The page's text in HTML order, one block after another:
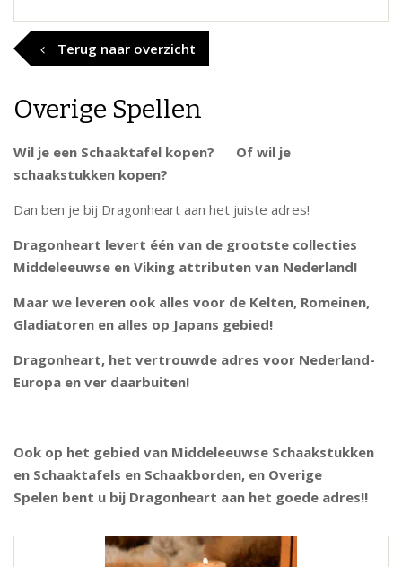
Terug naar overzicht
Overige Spellen
Wil je een Schaaktafel kopen? Of wil je
schaakstukken kopen?
Dan ben je bij Dragonheart aan het juiste adres!
Dragonheart levert één van de grootste collecties
Middeleeuwse en Viking attributen van Nederland!
Maar we leveren ook alles voor de Kelten, Romeinen,
Gladiatoren en alles op Japans gebied!
Dragonheart, het vertrouwde adres voor Nederland-
Europa en ver daarbuiten!
Ook op het gebied van Middeleeuwse Schaakstukken
en Schaaktafels en Schaakborden, en Overige
Spelen bent u bij Dragonheart aan het goede adres!!